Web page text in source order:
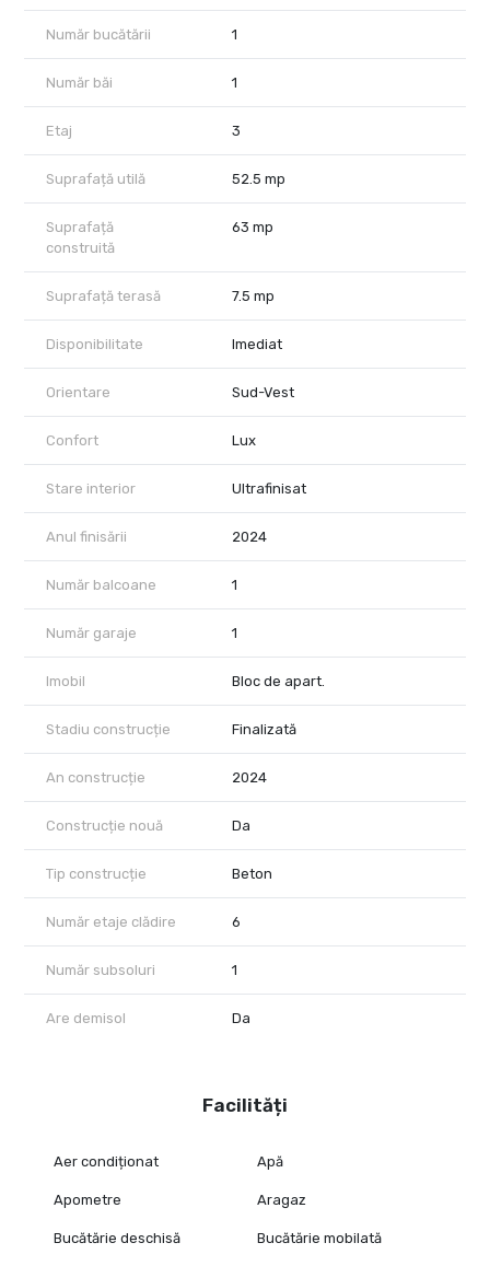
special, într-o locație de top din Timișoara.
Contactează-ne pentru mai multe detalii sau pentru o vizionare
și fă un pas înainte către noua ta locuință!
Număr bucătării 1
Număr băi 1
Etaj 3
Suprafață utilă 52.5 mp
Suprafață
construită
63 mp
Suprafață terasă 7.5 mp
Disponibilitate Imediat
Orientare Sud-Vest
Confort Lux
Stare interior Ultrafinisat
Anul finisării 2024
Număr balcoane 1
Număr garaje 1
Imobil Bloc de apart.
Stadiu construcție Finalizată
An construcție 2024
Construcție nouă Da
Tip construcție Beton
Număr etaje clădire 6
Număr subsoluri 1
Are demisol Da
Facilități
Aer condiționat Apă
Apometre Aragaz
Bucătărie deschisă Bucătărie mobilată